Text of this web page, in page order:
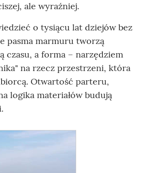
ale wyraźniej.
o tysiącu lat dziejów bez
pasma marmuru tworzą
czasu, a forma – narzędziem
na rzecz przestrzeni, która
Otwartość parteru,
logika materiałów budują